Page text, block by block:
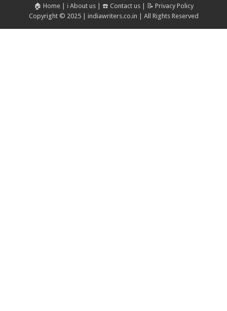
🏠 Home| ℹ️ About us| ☎️ Contact us|
📝 Privacy Policy
Copyright © 2025 | indiawriters.co.in | All Rights Reserved